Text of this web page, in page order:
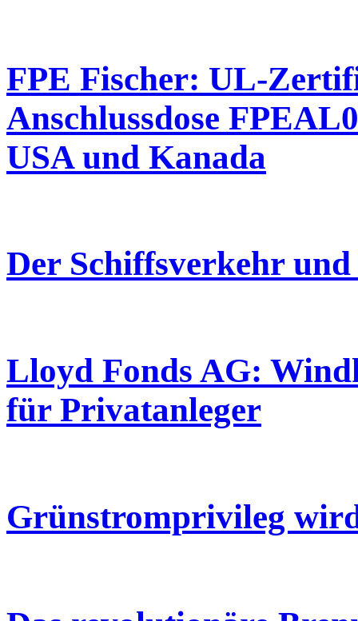
FPE Fischer: UL-
Anschlussdose
USA und Kanada
Der Schiffsverkehr und
Lloyd Fonds AG:
für Privatanleger
Grünstromprivileg